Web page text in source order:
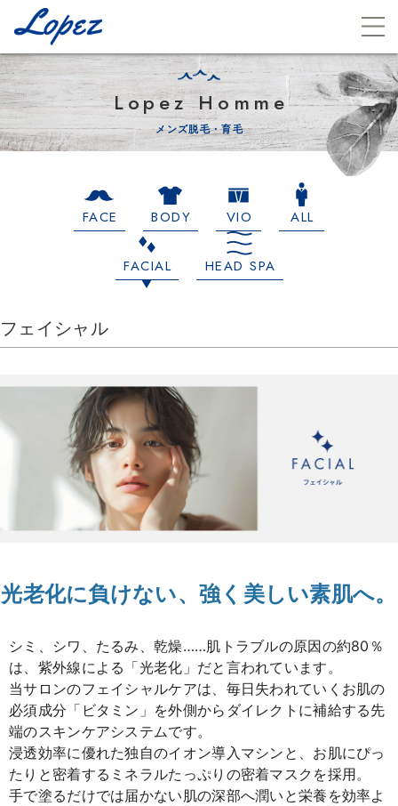
Lopez Homme
メンズ脱毛・育毛
FACE BODY VIO ALL
FACIAL HEAD SPA
フェイシャル
光老化に負けない、強く美しい素肌へ。
シミ、シワ、たるみ、乾燥……肌トラブルの原因の約80％
は、紫外線による「光老化」だと言われています。
当サロンのフェイシャルケアは、毎日失われていくお肌の
必須成分「ビタミン」を外側からダイレクトに補給する先
端のスキンケアシステムです。
浸透効率に優れた独自のイオン導入マシンと、お肌にぴっ
たりと密着するミネラルたっぷりの密着マスクを採用。
手で塗るだけでは届かない肌の深部へ潤いと栄養を効率よ